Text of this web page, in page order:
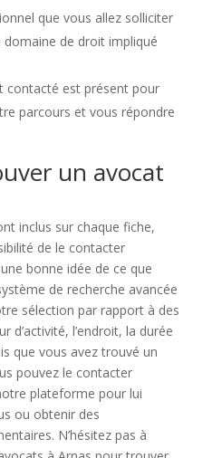
que vous allez solliciter
de droit impliqué
contacté est présent pour
parcours et vous répondre
un avocat
inclus sur chaque fiche,
de le contacter
bonne idée de ce que
de recherche avancée
sélection par rapport à des
d’activité, l’endroit, la durée
que vous avez trouvé un
pouvez le contacter
plateforme pour lui
ou obtenir des
N’hésitez pas à